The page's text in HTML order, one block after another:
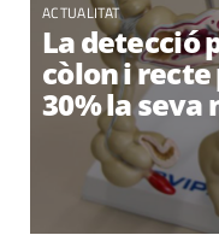
ACTUALITAT
La detecció
còlon i
30% la